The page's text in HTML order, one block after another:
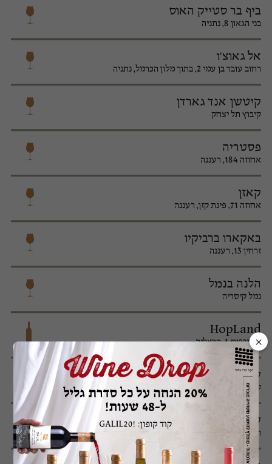
ביף בר סטייק האוס
בני הגאון 8, נתניה
אל גאוצ'ו
רחוב עובד בן עמי 2, בתוך מלון הכרמל, נתניה
קיטשן אנד גארדן
קיבוץ תל יצחק
פסטריה
אחוזה 184, רעננה
קאזן
אחוזה 71, פינת קזן, רעננה
באקארו ברביקיו
זרחין 13, רעננה
הלנה בנמל
נמל קיסריה
HopLand
השופטם 1, הרצליה
שר המשקאות
שלבים 4, יפו
שר המשקאות
תובל 20, רמת גן
×